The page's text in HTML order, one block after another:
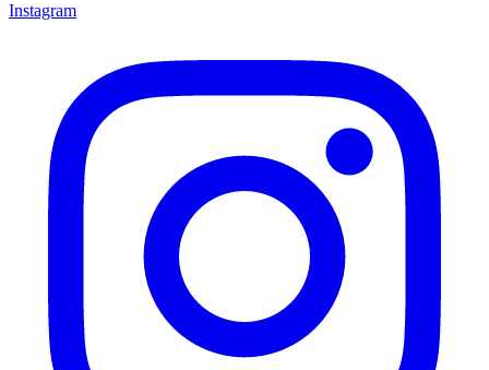
Instagram